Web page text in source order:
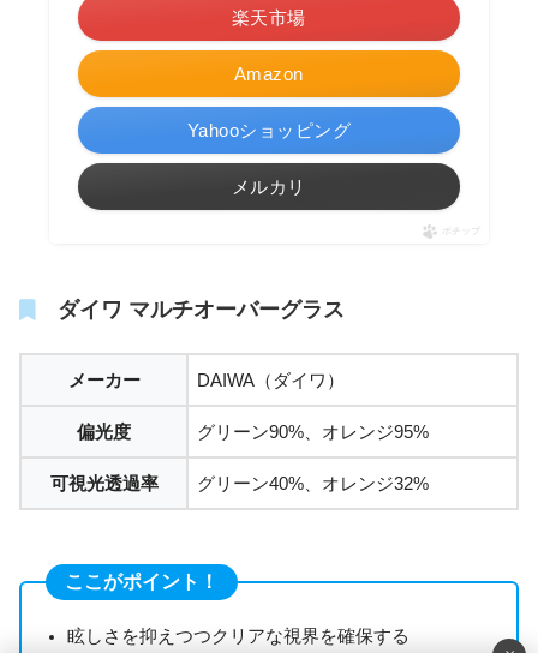
Amazon
楽天市場
Yahooショッピング
メルカリ
ポチップ
ダイワ マルチオーバーグラス
メーカー DAIWA（ダイワ）
偏光度 グリーン90%、オレンジ95%
可視光透過率 グリーン40%、オレンジ32%
ここがポイント！
眩しさを抑えつつクリアな視界を確保する